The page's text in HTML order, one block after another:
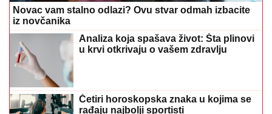
Javlja vam se vrtoglavica tokom treninga: Ovo su
najčešći razlozi zbog kojih se to događa
Dnevni horoskop za 5. august: Mjesec